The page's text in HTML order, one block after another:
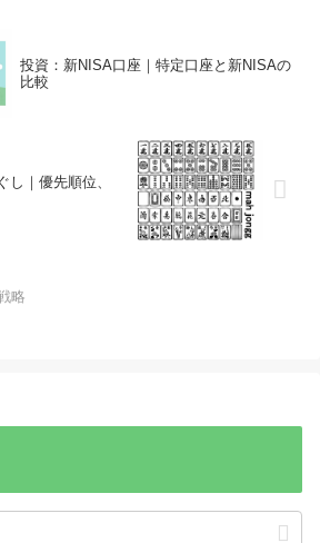
投資：新NISA口座｜特定口座と新NISAの
比較
し｜優先順位、
略